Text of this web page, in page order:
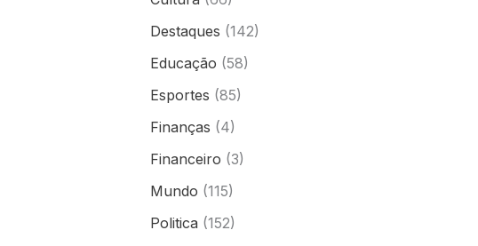
Destaques (142)
Educação (58)
Esportes (85)
Finanças (4)
Financeiro (3)
Mundo (115)
Politica (152)